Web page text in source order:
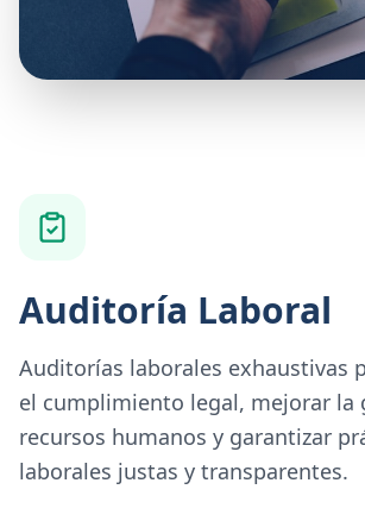
Auditoría Laboral
Auditorías laborales exhaustivas
el cumplimiento legal, mejorar la
recursos humanos y garantizar
laborales justas y transparentes.